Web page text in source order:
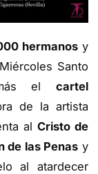
hermanosy
Santo
el cartel
de la artista
alCristo de
de las Penas y
al atardecer